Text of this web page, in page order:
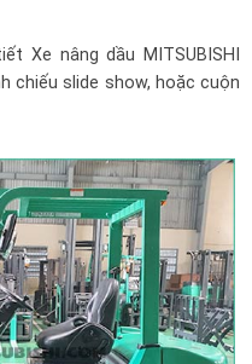
Xe nâng dầu MITSUBISHI
chiếu slide show, hoặc cuộn